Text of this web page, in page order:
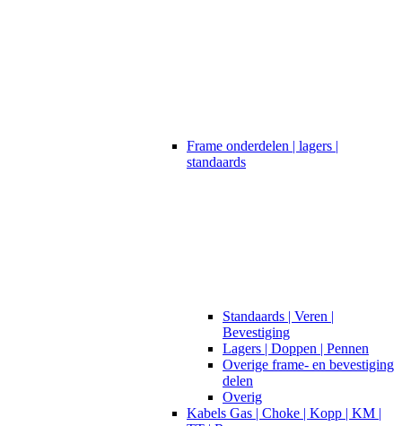
Frame onderdelen | lagers |
standaards
Standaards | Veren |
Bevestiging
Lagers | Doppen | Pennen
Overige frame- en bevestiging
delen
Overig
Kabels Gas | Choke | Kopp | KM |